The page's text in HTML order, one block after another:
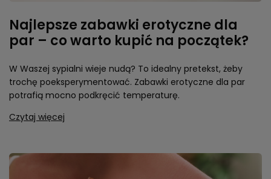
Najlepsze zabawki erotyczne dla
par – co warto kupić na początek?
W Waszej sypialni wieje nudą? To idealny pretekst, żeby
trochę poeksperymentować. Zabawki erotyczne dla par
potrafią mocno podkręcić temperaturę.
Czytaj więcej